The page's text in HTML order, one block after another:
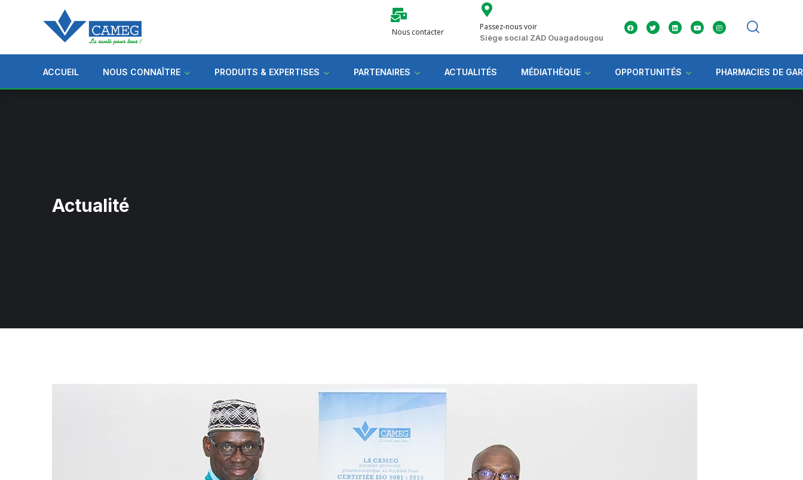
Nous contacter
Passez-nous voir
Siège social ZAD Ouagadougou
ACCUEIL NOUS CONNAÎTRE PRODUITS & EXPERTISES PARTENAIRES ACTUALITÉS MÉDIATHÈQUE OPPORTUNITÉS PHARMACIES DE
Actualité